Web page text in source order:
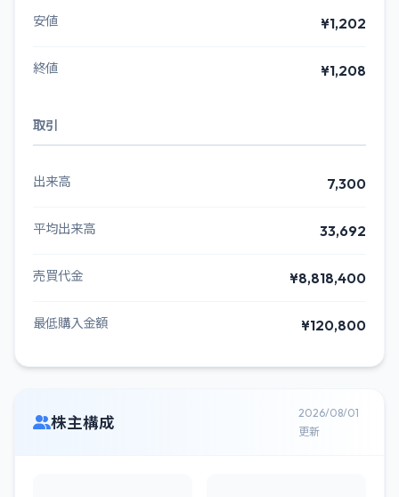
安値 ¥1,202
終値 ¥1,208
取引
出来高 7,300
平均出来高 33,692
売買代金 ¥8,818,400
最低購入金額 ¥120,800
株主構成
2026/08/01
更新